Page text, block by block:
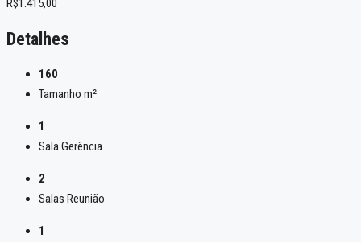
R$1.415,00
Detalhes
160
Tamanho m²
1
Sala Gerência
2
Salas Reunião
1